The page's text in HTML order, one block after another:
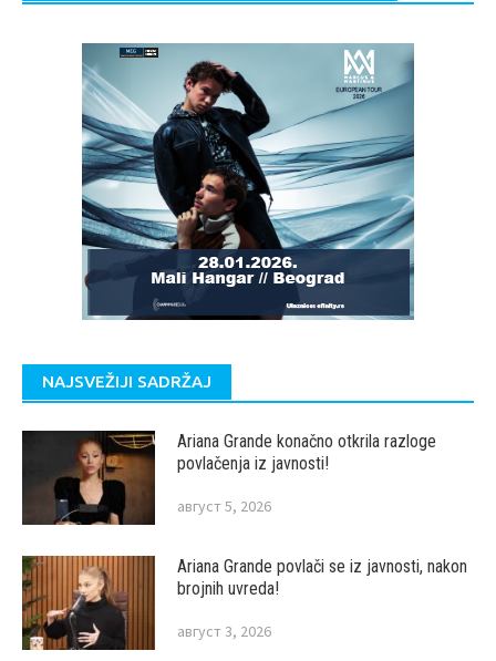
NAJSVEŽIJI SADRŽAJ
Ariana Grande konačno otkrila razloge
povlačenja iz javnosti!
август 5, 2026
Ariana Grande povlači se iz javnosti, nakon
brojnih uvreda!
август 3, 2026